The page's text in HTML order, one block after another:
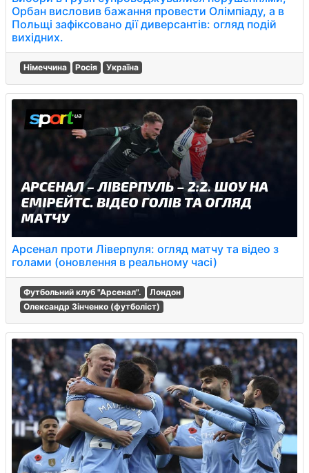
Орбан висловив бажання провести Олімпіаду, а в
Польщі зафіксовано дії диверсантів: огляд подій
вихідних.
Німеччина Росія Україна
Арсенал проти Ліверпуля: огляд матчу та відео з
голами (оновлення в реальному часі)
Футбольний клуб "Арсенал".
Лондон
Олександр Зінченко (футболіст)